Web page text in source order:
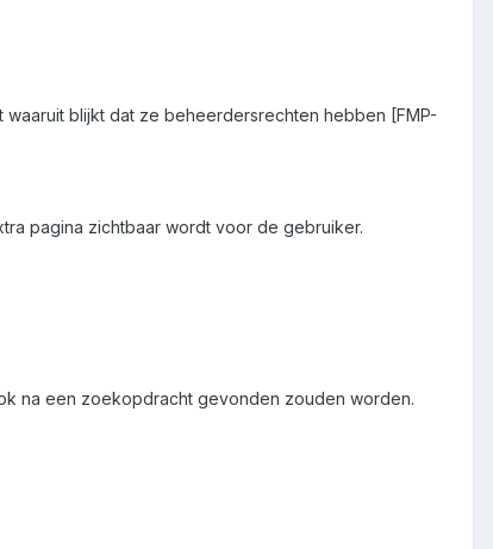
blijkt dat ze beheerdersrechten hebben [FMP-
pagina zichtbaar wordt voor de gebruiker.
na een zoekopdracht gevonden zouden worden.